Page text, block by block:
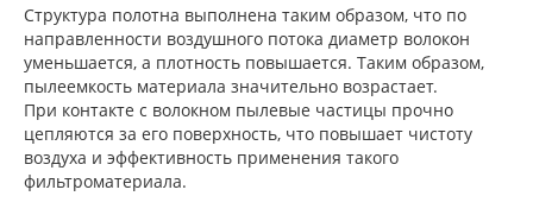
Структура полотна выполнена таким образом, что по
направленности воздушного потока диаметр волокон
уменьшается, а плотность повышается. Таким образом,
пылеемкость материала значительно возрастает.
При контакте с волокном пылевые частицы прочно
цепляются за его поверхность, что повышает чистоту
воздуха и эффективность применения такого
фильтроматериала.